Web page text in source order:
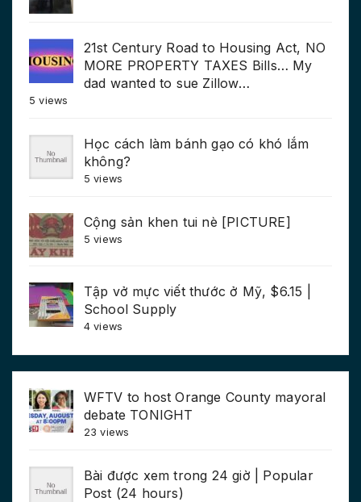
21st Century Road to Housing Act, NO
MORE PROPERTY TAXES Bills… My
dad wanted to sue Zillow…
5 views
Học cách làm bánh gạo có khó lắm
không?
5 views
Cộng sản khen tui nè [PICTURE]
5 views
Tập vở mực viết thước ở Mỹ, $6.15 |
School Supply
4 views
WFTV to host Orange County mayoral
debate TONIGHT
23 views
Bài được xem trong 24 giờ | Popular
Post (24 hours)